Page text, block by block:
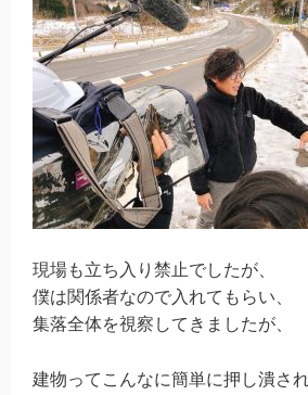
現場も立ち入り禁止でしたが、
僕は関係者なので入れてもらい、
集落全体を視察してきましたが、
建物ってこんなに簡単に押し潰さ